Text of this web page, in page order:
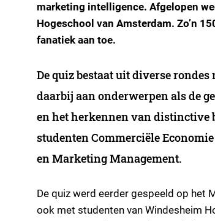
marketing intelligence. Afgelopen
Hogeschool van Amsterdam. Zo’n
fanatiek aan toe.
De quiz bestaat uit diverse
daarbij aan onderwerpen als de
en het herkennen van distinctive
studenten Commerciële
en Marketing Management.
De quiz werd eerder gespeeld op het
ook met studenten van Windesheim